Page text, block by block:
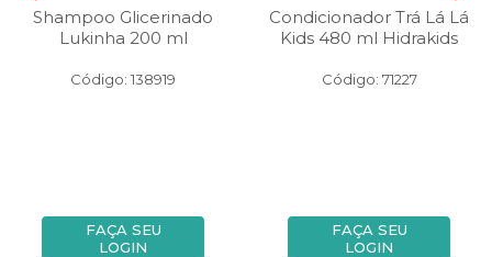
Shampoo Glicerinado
Lukinha 200 ml
Código: 138919
FAÇA SEU
LOGIN
Condicionador Trá Lá Lá
Kids 480 ml Hidrakids
Código: 71227
FAÇA SEU
LOGIN